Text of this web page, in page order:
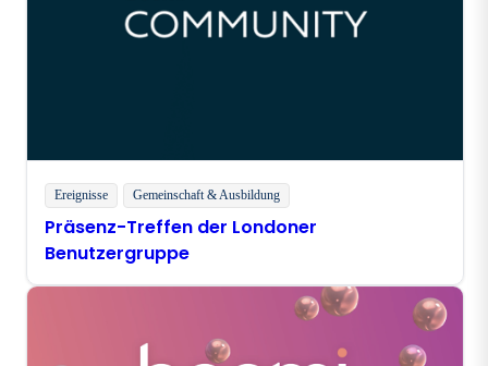
Ereignisse Gemeinschaft & Ausbildung
Präsenz-Treffen der Londoner
Benutzergruppe